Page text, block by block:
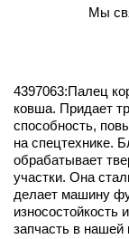
Мы
4397063:Палец
ковша. Придает
способность,
на спецтехнике.
обрабатывает
участки. Она
делает машину
износостойкость
запчасть в нашей